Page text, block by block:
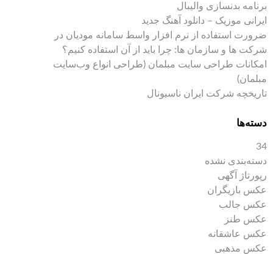
برنامه بدنسازی والیبال
ایرانی موزیک – دانلود آهنگ جدید
ضرورت استفاده از نرم افزار واسط سامانه مودیان در
شرکت ها و سازمان ها: چرا باید از آن استفاده کنیم؟
امکانات طراحی سایت مبلمان (طراحی انواع وب‌سایت
مبلمان)
تاریخچه شرکت ایران ناسیونال
دسته‌ها
34
دسته‌بندی نشده
رپورتاژ آگهی
عکس بازیگران
عکس جالب
عکس طنز
عکس عاشقانه
عکس مذهبی